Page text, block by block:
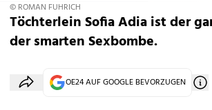
© ROMAN FUHRICH
Töchterlein Sofia Adia ist der
der smarten Sexbombe.
OE24 AUF GOOGLE BEVORZUGEN